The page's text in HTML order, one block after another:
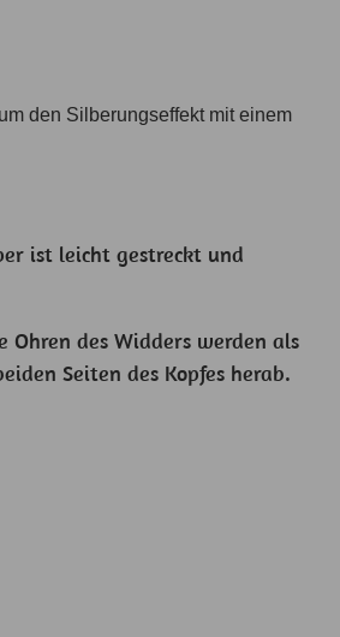
den Silberungseffekt mit einem
ist leicht gestreckt und
des Widders werden als
Seiten des Kopfes herab.